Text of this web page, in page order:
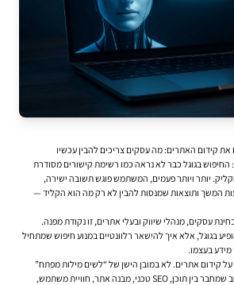
החיפוש בגוגל כבר לא נראה כמו רשימת קישורים מסודרת
יותר ויותר פעמים, המשתמש פוגש תשובה ישירה,
המשך ותוצאות שמנסות להבין לא רק מה הוא הקליד —
עסקים, מנהלי שיווק ובעלי אתרים, זו נקודת מפנה.
בגוגל, אלא איך להישאר רלוונטיים במנוע חיפוש שמתחיל
בעצמו.
על קידום אתרים. לא במובן הישן של “לשים מילות מפתח”
ולקוות לטוב, אלא כתהליך רחב שמחבר בין תוכן, SEO טכני, מבנה אתר, חוויית משתמש,